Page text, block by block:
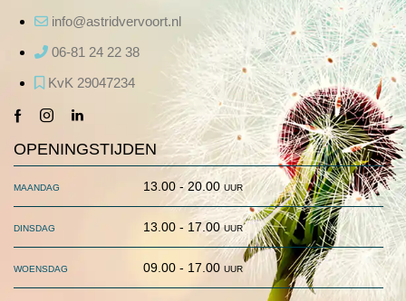
info@astridvervoort.nl
06-81 24 22 38
KvK 29047234
facebook-
instagramlinkedin
OPENINGSTIJDEN
maandag 13.00 - 20.00 uur
dinsdag 13.00 - 17.00 uur
woensdag 09.00 - 17.00 uur